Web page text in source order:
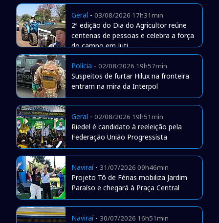
Geral - 03/08/2026 17h31min
2ª edição do Dia do Agricultor reúne
centenas de pessoas e celebra a força
do campo em Juti
Polícia - 02/08/2026 19h57min
Suspeitos de furtar Hilux na fronteira
entram na mira da Interpol
Geral - 02/08/2026 19h51min
Riedel é candidato à reeleição pela
Federação União Progressista
Naviraí- 31/07/2026 09h46min
Projeto Tô de Férias mobiliza Jardim
Paraíso e chegará à Praça Central
Naviraí- 30/07/2026 16h51min